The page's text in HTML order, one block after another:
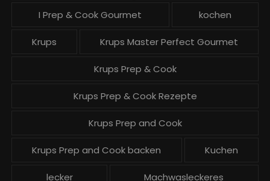
I Prep & Cook Gourmet kochen
Krups Krups Master Perfect Gourmet
Krups Prep & Cook
Krups Prep & Cook Rezepte
Krups Prep and Cook
Krups Prep and Cook backen Kuchen
lecker Machwasleckeres